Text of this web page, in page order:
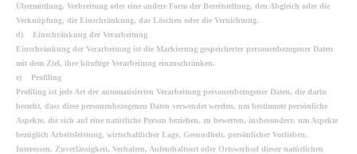
Übermittlung, Verbreitung oder eine andere Form der Bereitstellung, den Abgleich oder die
Verknüpfung, die Einschränkung, das Löschen oder die Vernichtung.
d) Einschränkung der Verarbeitung
Einschränkung der Verarbeitung ist die Markierung gespeicherter personenbezogener Daten
mit dem Ziel, ihre künftige Verarbeitung einzuschränken.
e) Profiling
Profiling ist jede Art der automatisierten Verarbeitung personenbezogener Daten, die darin
besteht, dass diese personenbezogenen Daten verwendet werden, um bestimmte persönliche
Aspekte, die sich auf eine natürliche Person beziehen, zu bewerten, insbesondere, um Aspekte
bezüglich Arbeitsleistung, wirtschaftlicher Lage, Gesundheit, persönlicher Vorlieben,
Interessen, Zuverlässigkeit, Verhalten, Aufenthaltsort oder Ortswechsel dieser natürlichen